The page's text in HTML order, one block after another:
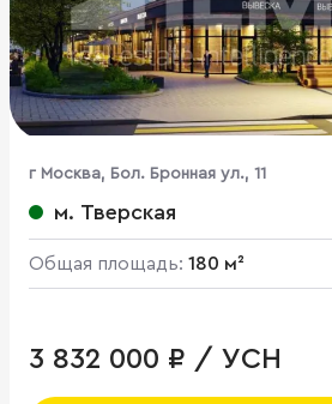
г Москва, Бол. Бронная ул., 11
м. Тверская
Общая площадь: 180 м²
3 832 000 ₽ / УСН